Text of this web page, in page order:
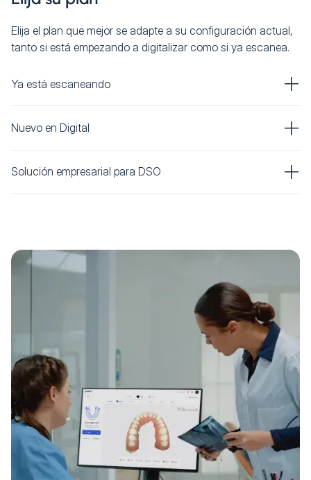
Elija el plan que mejor se adapte a su configuración actual,
tanto si está empezando a digitalizar como si ya escanea.
Ya está escaneando
Nuevo en Digital
Solución empresarial para DSO